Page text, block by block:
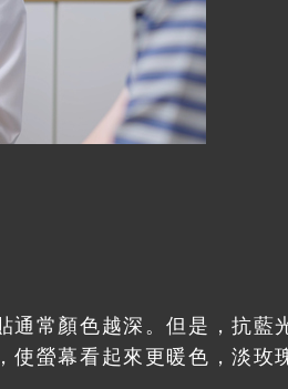
常顏色越深。但是，抗藍
螢幕看起來更暖色，淡玫